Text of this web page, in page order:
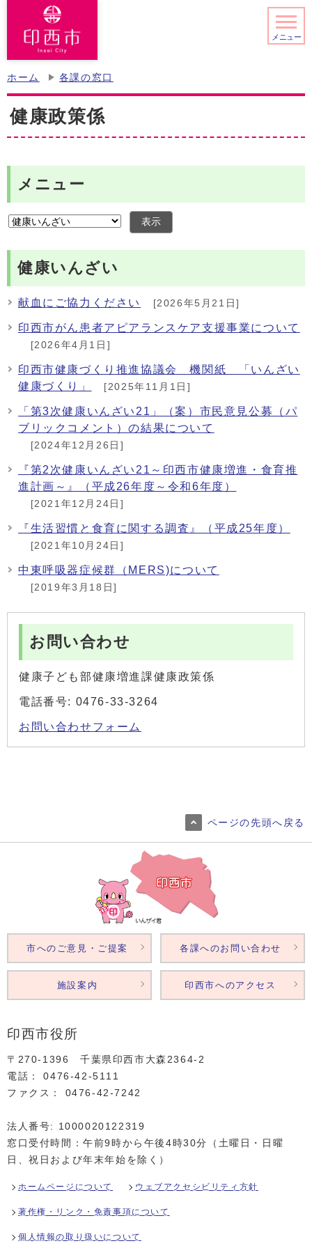
メニュー
ホーム 各課の窓口
健康政策係
メニュー
表示
健康いんざい
献血にご協力ください [2026年5月21日]
印西市がん患者アピアランスケア支援事業について
[2026年4月1日]
印西市健康づくり推進協議会 機関紙 「いんざい
健康づくり」
[2025年11月1日]
「第3次健康いんざい21」（案）市民意見公募（パ
ブリックコメント）の結果について
[2024年12月26日]
『第2次健康いんざい21～印西市健康増進・食育推
進計画～』（平成26年度～令和6年度）
[2021年12月24日]
『生活習慣と食育に関する調査』（平成25年度）
[2021年10月24日]
中東呼吸器症候群（MERS)について
[2019年3月18日]
お問い合わせ
健康子ども部健康増進課健康政策係
電話番号: 0476-33-3264
お問い合わせフォーム
ページの先頭へ戻る
印西市役所
〒270-1396 千葉県印西市大森2364‐2
電話： 0476‐42‐5111
ファクス： 0476‐42‐7242
法人番号: 1000020122319
窓口受付時間：午前9時から午後4時30分（土曜日・日曜
日、祝日および年末年始を除く）
ホームページについて ウェブアクセシビリティ方針
著作権・リンク・免責事項について
個人情報の取り扱いについて
市へのご意見・ご提案 各課へのお問い合わせ
施設案内 印西市へのアクセス